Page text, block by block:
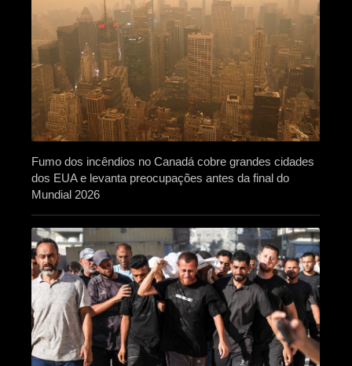
Fumo dos incêndios no Canadá cobre grandes cidades
dos EUA e levanta preocupações antes da final do
Mundial 2026